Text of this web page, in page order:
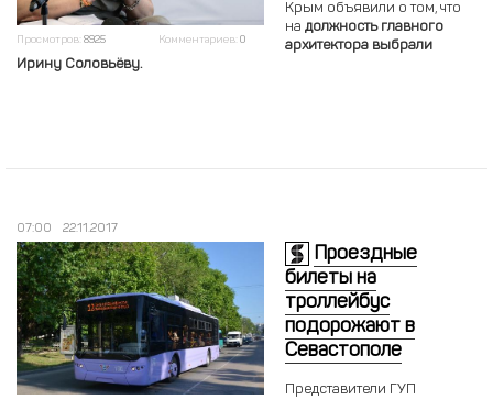
Просмотров: 8925 Комментариев: 0
Крым объявили о том, что
на должность главного
архитектора выбрали
Ирину Соловьёву.
07:00 22.11.2017
Проездные
билеты на
троллейбус
подорожают в
Севастополе
Представители ГУП